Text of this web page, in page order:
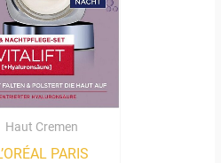
Haut Cremen
PARIS